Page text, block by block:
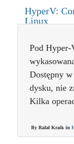
HyperV:
Linux
Pod Hyper-
Dostępny
dysku, nie
Kilka
By Rafał Kraik in